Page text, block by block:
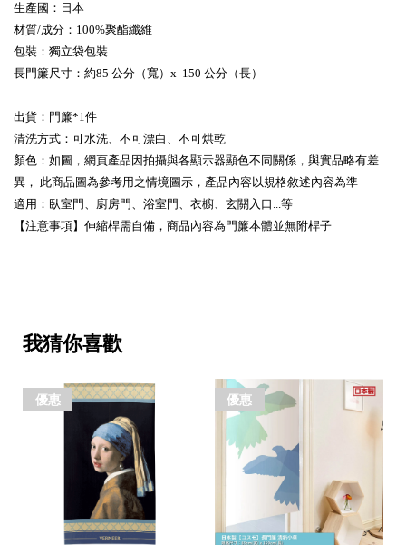
生產國：日本
材質/成分：100%聚酯纖維
包裝：獨立袋包裝
長門簾尺寸：約85 公分（寬）x 150 公分（長）
出貨：門簾*1件
清洗方式：可水洗、不可漂白、不可烘乾
顏色：如圖，網頁產品因拍攝與各顯示器顯色不同關係，與實品略有差
異， 此商品圖為參考用之情境圖示，產品內容以規格敘述內容為準
適用：臥室門、廚房門、浴室門、衣櫥、玄關入口...等
【注意事項】伸縮桿需自備，商品內容為門簾本體並無附桿子
我猜你喜歡
優惠 優惠